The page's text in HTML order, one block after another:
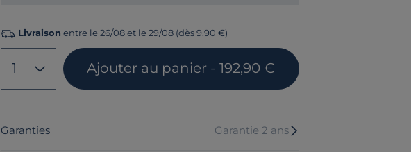
Livraison entre le 26/08 et le 29/08 (dès 9,90 €)
1 Ajouter au panier - 192,90 €
Garanties Garantie 2 ans